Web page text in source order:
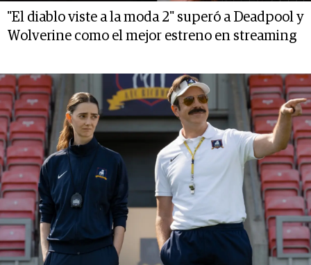
"El diablo viste a la moda 2" superó a Deadpool y
Wolverine como el mejor estreno en streaming